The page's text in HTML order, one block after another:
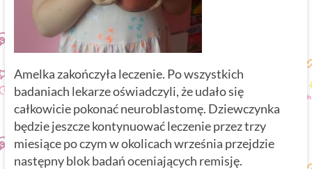
Amelka zakończyła leczenie. Po wszystkich
badaniach lekarze oświadczyli, że udało się
całkowicie pokonać neuroblastomę. Dziewczynka
będzie jeszcze kontynuować leczenie przez trzy
miesiące po czym w okolicach września przejdzie
następny blok badań oceniających remisję.